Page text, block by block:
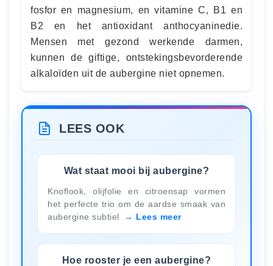
fosfor en magnesium, en vitamine C, B1 en
B2 en het antioxidant anthocyaninedie.
Mensen met gezond werkende darmen,
kunnen de giftige, ontstekingsbevorderende
alkaloïden uit de aubergine niet opnemen.
LEES OOK
Wat staat mooi bij aubergine?
Knoflook, olijfolie en citroensap vormen
het perfecte trio om de aardse smaak van
aubergine subtiel
Lees meer
Hoe rooster je een aubergine?